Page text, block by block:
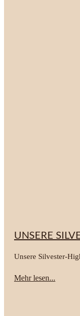
UNSERE
Unsere Silvester-
Mehr lesen...